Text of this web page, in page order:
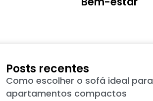
Posts recentes
Como escolher o sofá ideal para
apartamentos compactos